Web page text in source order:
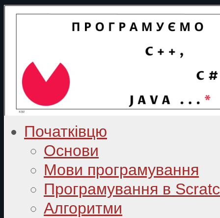
Початківцю
Основи
Мови програмування
Програмування в
Алгоритми